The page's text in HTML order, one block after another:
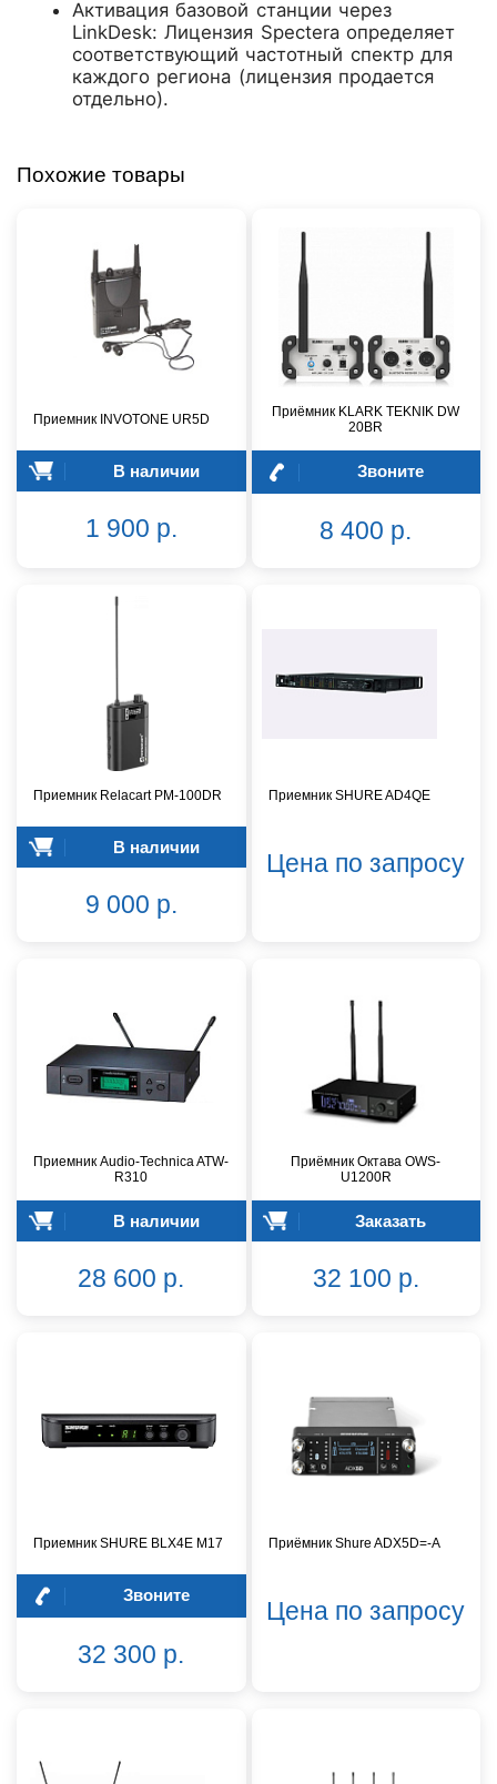
Активация базовой станции через
LinkDesk: Лицензия Spectera определяет
соответствующий частотный спектр для
каждого региона (лицензия продается
отдельно).
Похожие товары
Приемник INVOTONE UR5D
В наличии
1 900 р.
Приёмник KLARK TEKNIK DW
20BR
Звоните
8 400 р.
Приемник Relacart PM-100DR
В наличии
9 000 р.
Приемник SHURE AD4QE
Цена по запросу
Приемник Audio-Technica ATW-
R310
В наличии
28 600 р.
Приёмник Октава OWS-
U1200R
Заказать
32 100 р.
Приемник SHURE BLX4E M17
Звоните
32 300 р.
Приёмник Shure ADX5D=-A
Цена по запросу